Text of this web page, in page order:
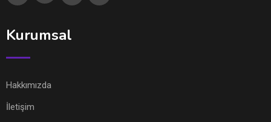
Kurumsal
Hakkımızda
İletişim